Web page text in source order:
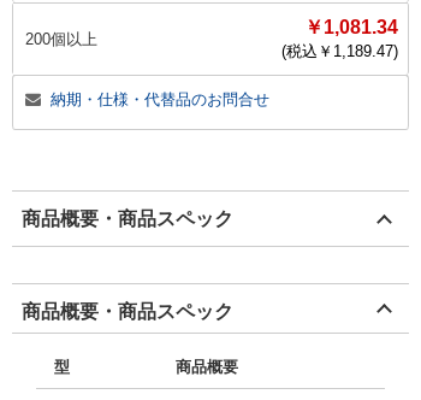
200個以上
￥1,081.34
(税込￥ 1,189.47)
納期・仕様・代替品のお問合せ
商品概要・商品スペック
商品概要・商品スペック
型 商品概要